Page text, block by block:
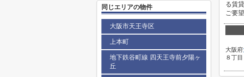
る賃
ご要
大阪府
８丁目
同じエリアの物件
大阪市天王寺区
上本町
地下鉄谷町線 四天王寺前夕陽ヶ
丘